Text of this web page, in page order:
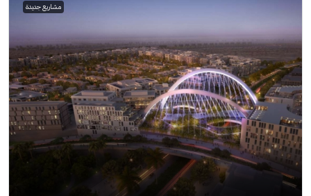
مشاريع جديدة